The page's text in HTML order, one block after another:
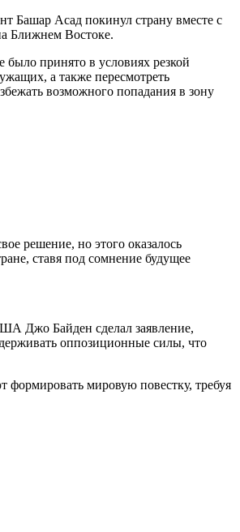
Башар Асад покинул страну вместе с
Ближнем Востоке.
принято в условиях резкой
а также пересмотреть
возможного попадания в зону
решение, но этого оказалось
ставя под сомнение будущее
Джо Байден сделал заявление,
оппозиционные силы, что
формировать мировую повестку, требуя